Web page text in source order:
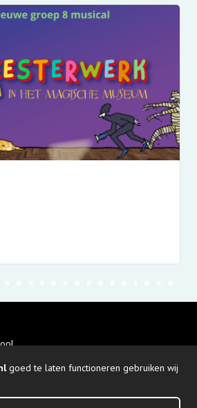
goed te laten functioneren gebruiken wij